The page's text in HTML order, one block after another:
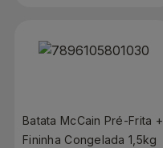
Batata McCain Pré-Frita +
Fininha Congelada 1,5kg